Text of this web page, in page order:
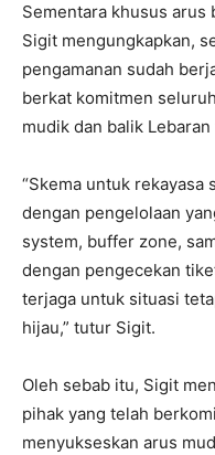
Sementara khusus arus
Sigit mengungkapkan,
pengamanan sudah
berkat komitmen
mudik dan balik
“Skema untuk rekayasa
dengan pengelolaan
system, buffer zone,
dengan pengecekan
terjaga untuk situasi
hijau,” tutur Sigit.
Oleh sebab itu, Sigit
pihak yang telah
menyukseskan arus